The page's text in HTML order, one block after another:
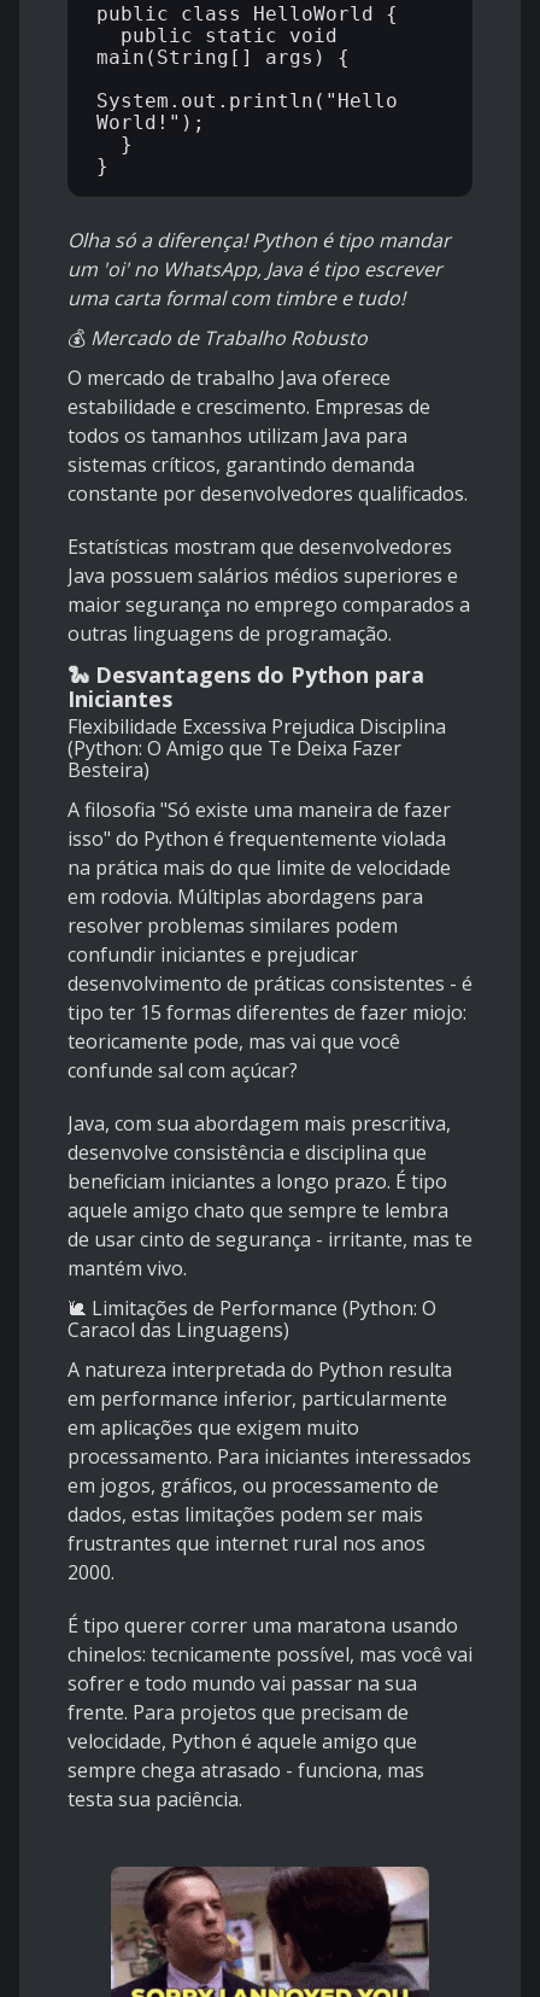
public class HelloWorld {
public static void
main(String[] args) {
System.out.println("Hello
World!");
}
Olha só a diferença! Python é tipo mandar
um 'oi' no WhatsApp, Java é tipo escrever
uma carta formal com timbre e tudo!
💰 Mercado de Trabalho Robusto
O mercado de trabalho Java oferece
estabilidade e crescimento. Empresas de
todos os tamanhos utilizam Java para
sistemas críticos, garantindo demanda
constante por desenvolvedores qualificados.
Estatísticas mostram que desenvolvedores
Java possuem salários médios superiores e
maior segurança no emprego comparados a
outras linguagens de programação.
🐍 Desvantagens do Python para
Iniciantes
Flexibilidade Excessiva Prejudica Disciplina
(Python: O Amigo que Te Deixa Fazer
Besteira)
A filosofia "Só existe uma maneira de fazer
isso" do Python é frequentemente violada
na prática mais do que limite de velocidade
em rodovia. Múltiplas abordagens para
resolver problemas similares podem
confundir iniciantes e prejudicar
desenvolvimento de práticas consistentes - é
tipo ter 15 formas diferentes de fazer miojo:
teoricamente pode, mas vai que você
confunde sal com açúcar?
Java, com sua abordagem mais prescritiva,
desenvolve consistência e disciplina que
beneficiam iniciantes a longo prazo. É tipo
aquele amigo chato que sempre te lembra
de usar cinto de segurança - irritante, mas te
mantém vivo.
🐌 Limitações de Performance (Python: O
Caracol das Linguagens)
A natureza interpretada do Python resulta
em performance inferior, particularmente
em aplicações que exigem muito
processamento. Para iniciantes interessados
em jogos, gráficos, ou processamento de
dados, estas limitações podem ser mais
frustrantes que internet rural nos anos
2000.
É tipo querer correr uma maratona usando
chinelos: tecnicamente possível, mas você vai
sofrer e todo mundo vai passar na sua
frente. Para projetos que precisam de
velocidade, Python é aquele amigo que
sempre chega atrasado - funciona, mas
testa sua paciência.